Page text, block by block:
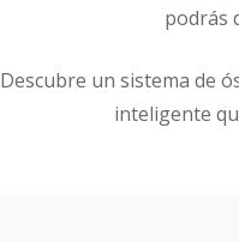
podrás
Descubre un sistema de
inteligente